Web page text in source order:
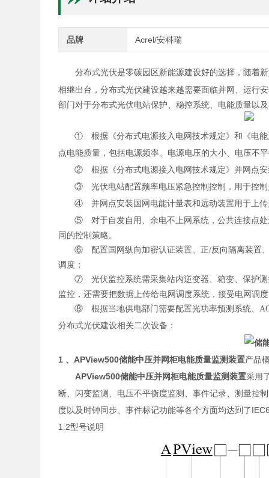
品牌 Acrel/安科瑞
分布式光伏是零碳园区新能源建设好的选择，随着
相继出台，分布式光伏建设越来越需要面临并网、运行
部门对于分布式光伏电站保护、稳控系统、电能质量以
①根据《分布式电源接入电网技术规定》和《电
点电能质量，包括电源频率、电源电压的大小、电压不
②根据《分布式电源接入电网技术规定》并网点
③光伏电站配置频率电压紧急控制控制，用于控
④ 并网点安装国网电能计量表和远动装置用于上
⑤对于自发自用、余电不上网系统，公共连接点
同的控制策略。
⑥ 配置国网纵向加密认证装置、 正/反 向隔离装置
调度；
⑦光伏监控系统需采集站内逆变器、箱变、保护
监控，还需要把数据上传给电网调度系统，接受电网调
⑧根据当地供电部门 需要配置光功率预测系统、
分布式光伏建设相关二次设备：
1 、 APView500储能中压并网柜电能质量监测装置产品
APView500储能中压并网柜电能质量监测装置采用
断、闪变监测、电压不平衡度监测、事件记录、测量控
度以及时钟同步、事件标记功能等各个方面均达到了
1.2型号说明